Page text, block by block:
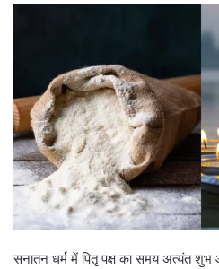
सनातन धर्म में पितृ पक्ष का समय अत्यंत शुभ